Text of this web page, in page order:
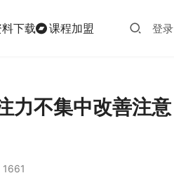
料下载 课程加盟 登录
力不集中改善注意
1661